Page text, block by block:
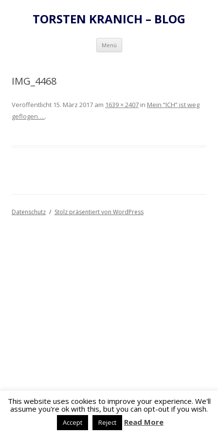
TORSTEN KRANICH – BLOG
Menü Zum
springen
IMG_4468
Veröffentlicht 15. März 2017 am 1639 × 2407 in Mein “ICH” ist weg
geflogen…..
Datenschutz Stolz präsentiert von WordPress
This website uses cookies to improve your experience. We'll
assume you're ok with this, but you can opt-out if you wish.
Accept Reject Read More